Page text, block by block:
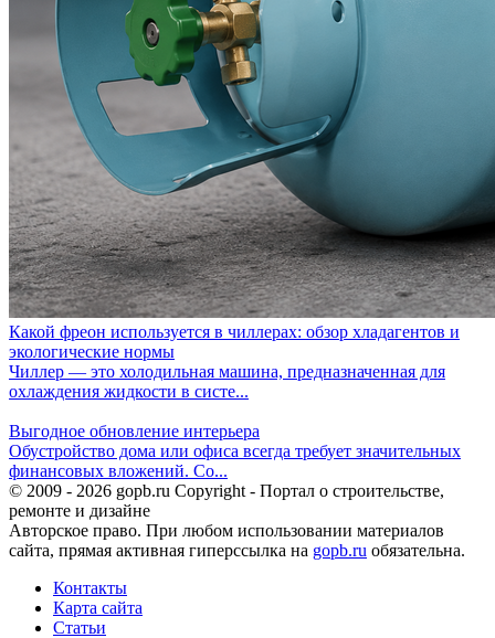
Какой фреон используется в чиллерах: обзор хладагентов и
экологические нормы
Чиллер — это холодильная машина, предназначенная для
охлаждения жидкости в систе...
Выгодное обновление интерьера
Обустройство дома или офиса всегда требует значительных
финансовых вложений. Со...
© 2009 - 2026 gopb.ru Copyright - Портал о строительстве,
ремонте и дизайне
Авторское право. При любом использовании материалов
сайта, прямая активная гиперссылка на gopb.ru обязательна.
Контакты
Карта сайта
Статьи